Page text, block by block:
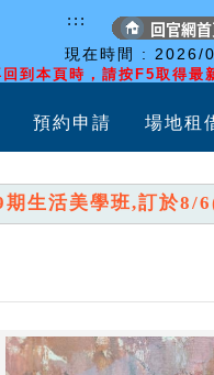
現在時間 : 2026/
到本頁時，請按F5取得最
:::
預約申請 場地租
美學班,訂於8/6(四)